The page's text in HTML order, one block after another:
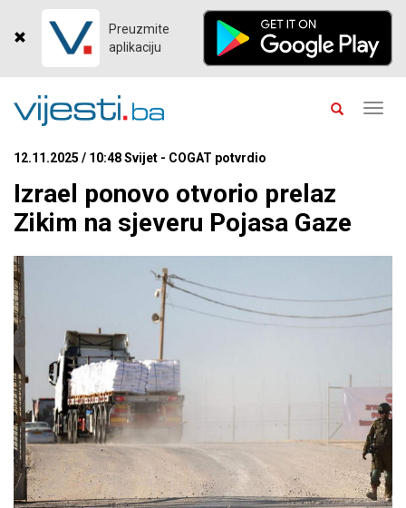
Preuzmite
aplikaciju
12.11.2025 / 10:48 Svijet - COGAT potvrdio
Izrael ponovo otvorio prelaz
Zikim na sjeveru Pojasa Gaze